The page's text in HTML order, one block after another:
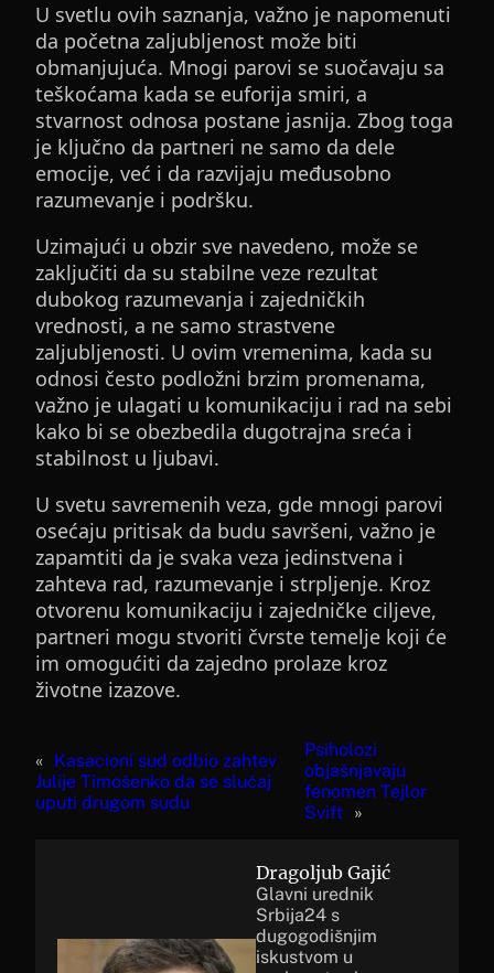
U svetlu ovih saznanja, važno je napomenuti
da početna zaljubljenost može biti
obmanjujuća. Mnogi parovi se suočavaju sa
teškoćama kada se euforija smiri, a
stvarnost odnosa postane jasnija. Zbog toga
je ključno da partneri ne samo da dele
emocije, već i da razvijaju međusobno
razumevanje i podršku.
Uzimajući u obzir sve navedeno, može se
zaključiti da su stabilne veze rezultat
dubokog razumevanja i zajedničkih
vrednosti, a ne samo strastvene
zaljubljenosti. U ovim vremenima, kada su
odnosi često podložni brzim promenama,
važno je ulagati u komunikaciju i rad na sebi
kako bi se obezbedila dugotrajna sreća i
stabilnost u ljubavi.
U svetu savremenih veza, gde mnogi parovi
osećaju pritisak da budu savršeni, važno je
zapamtiti da je svaka veza jedinstvena i
zahteva rad, razumevanje i strpljenje. Kroz
otvorenu komunikaciju i zajedničke ciljeve,
partneri mogu stvoriti čvrste temelje koji će
im omogućiti da zajedno prolaze kroz
životne izazove.
« Kasacioni sud odbio zahtev
Julije Timošenko da se slučaj
uputi drugom sudu
Psiholozi
objašnjavaju
fenomen Tejlor
Svift »
Dragoljub Gajić
Glavni urednik
Srbija24 s
dugogodišnjim
iskustvom u